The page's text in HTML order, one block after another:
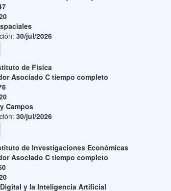
30/jul/2026
de Física
Asociado C tiempo completo
Campos
30/jul/2026
de Investigaciones Económicas
Asociado C tiempo completo
y la Inteligencia Artificial